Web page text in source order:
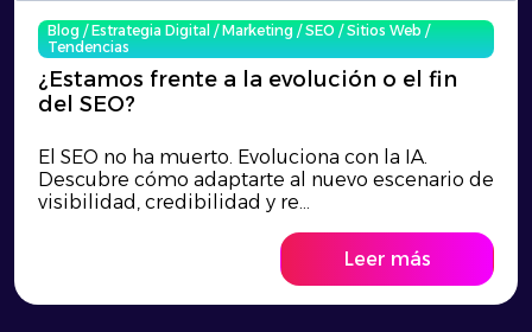
Blog/Estrategia Digital /Marketing/SEO/Sitios Web/
Tendencias
¿Estamos frente a la evolución o el fin
del SEO?
El SEO no ha muerto. Evoluciona con la IA.
Descubre cómo adaptarte al nuevo escenario de
visibilidad, credibilidad y re...
Leer más